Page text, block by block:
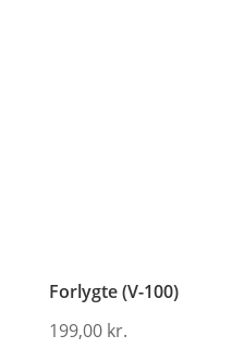
Forlygte (V-100)
199,00 kr.